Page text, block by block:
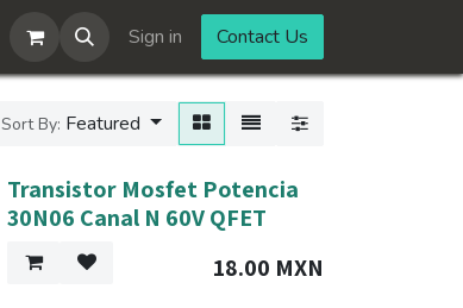
Sign in Contact Us
Sort By: Featured
Transistor Mosfet Potencia
30N06 Canal N 60V QFET
18.00 MXN